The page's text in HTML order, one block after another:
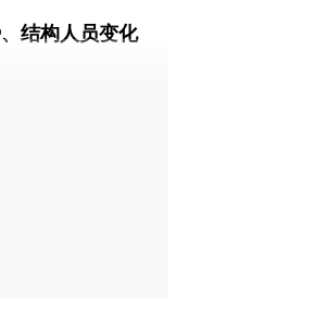
结构人员变化